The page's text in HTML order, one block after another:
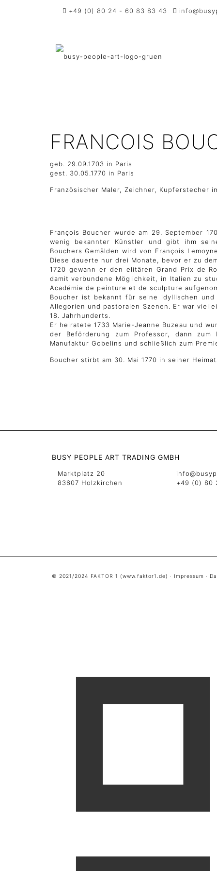
+49 (0) 80 24 - 60 83 83 43
FRANCOIS
geb. 29.09.1703 in Paris
gest. 30.05.1770 in Paris
Französischer Maler, Zeichner, Kupferstecher
François Boucher wurde am 29. September
wenig bekannter Künstler und gibt ihm
Bouchers Gemälden wird von François
Diese dauerte nur drei Monate, bevor er zu
1720 gewann er den elitären Grand Prix de
damit verbundene Möglichkeit, in Italien zu
Académie de peinture et de sculpture
Boucher ist bekannt für seine idyllischen
Allegorien und pastoralen Szenen. Er war
18. Jahrhunderts.
Er heiratete 1733 Marie-Jeanne Buzeau und
der Beförderung zum Professor, dann
Manufaktur Gobelins und schließlich zum
Boucher stirbt am 30. Mai 1770 in seiner
BUSY PEOPLE ART TRADING GMBH
Marktplatz 20
83607 Holzkirchen
+49 (0) 80
© 2021/2024 FAKTOR 1 (www.faktor1.de) · Impressum ·